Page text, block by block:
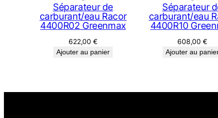
Séparateur de
carburant/eau Racor
4400R02 Greenmax
622,00€
Ajouter au panier
Séparateur
carburant/eau
4400R10
608,00€
Ajouter au